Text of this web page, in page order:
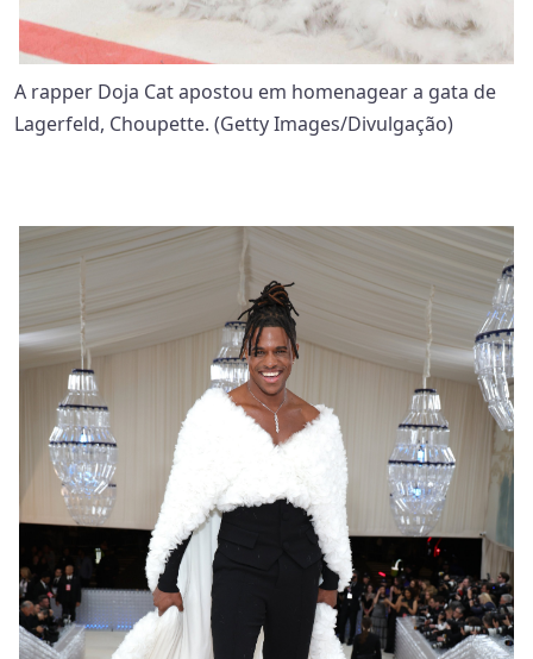
A rapper Doja Cat apostou em homenagear a gata de
Lagerfeld, Choupette. (Getty Images/Divulgação)